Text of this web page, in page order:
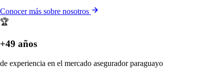
Conocer más sobre nosotros
🏆
+49 años
de experiencia en el mercado asegurador paraguayo